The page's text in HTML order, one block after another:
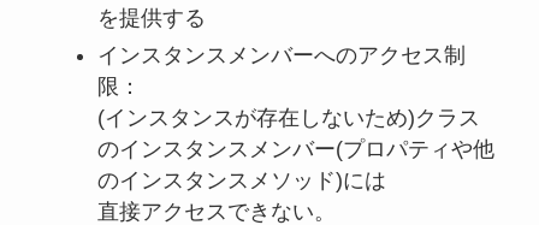
を提供する
インスタンスメンバーへのアクセス制
限：
(インスタンスが存在しないため)クラス
のインスタンスメンバー(プロパティや他
のインスタンスメソッド)には
直接アクセスできない。